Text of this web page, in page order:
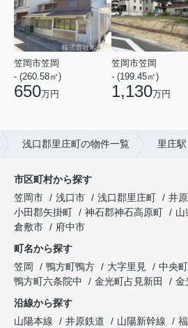
笠岡市笠岡
- (260.58㎡)
650万円
笠岡市笠岡
- (199.45㎡)
1,130万円
浅口郡里庄町の物件一覧 里庄駅
市区町村から探す
笠岡市
浅口市 浅口郡里庄町 井
小田郡矢掛町
神石郡神石高原町
山
倉敷市
府中市
町名から探す
笠岡
鴨方町鴨方 大字里見 中央町
鴨方町六条院中
金光町占見新田 金
沿線から探す
山陽本線
井原鉄道 山陽新幹線